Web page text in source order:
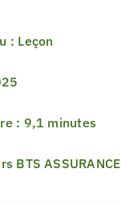
: Leçon
: 9,1 minutes
BTS ASSURANCE